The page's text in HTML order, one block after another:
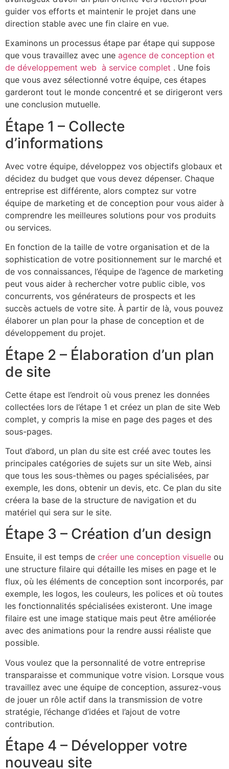
guider vos efforts et maintenir le projet dans une
direction stable avec une fin claire en vue.
Examinons un processus étape par étape qui suppose
que vous travaillez avec une agence de conception et
de développement web à service complet . Une fois
que vous avez sélectionné votre équipe, ces étapes
garderont tout le monde concentré et se dirigeront vers
une conclusion mutuelle.
Étape 1 – Collecte
d’informations
Avec votre équipe, développez vos objectifs globaux et
décidez du budget que vous devez dépenser. Chaque
entreprise est différente, alors comptez sur votre
équipe de marketing et de conception pour vous aider à
comprendre les meilleures solutions pour vos produits
ou services.
En fonction de la taille de votre organisation et de la
sophistication de votre positionnement sur le marché et
de vos connaissances, l’équipe de l’agence de marketing
peut vous aider à rechercher votre public cible, vos
concurrents, vos générateurs de prospects et les
succès actuels de votre site. À partir de là, vous pouvez
élaborer un plan pour la phase de conception et de
développement du projet.
Étape 2 – Élaboration d’un plan
de site
Cette étape est l’endroit où vous prenez les données
collectées lors de l’étape 1 et créez un plan de site Web
complet, y compris la mise en page des pages et des
sous-pages.
Tout d’abord, un plan du site est créé avec toutes les
principales catégories de sujets sur un site Web, ainsi
que tous les sous-thèmes ou pages spécialisées, par
exemple, les dons, obtenir un devis, etc. Ce plan du site
créera la base de la structure de navigation et du
matériel qui sera sur le site.
Étape 3 – Création d’un design
Ensuite, il est temps de créer une conception visuelle ou
une structure filaire qui détaille les mises en page et le
flux, où les éléments de conception sont incorporés, par
exemple, les logos, les couleurs, les polices et où toutes
les fonctionnalités spécialisées existeront. Une image
filaire est une image statique mais peut être améliorée
avec des animations pour la rendre aussi réaliste que
possible.
Vous voulez que la personnalité de votre entreprise
transparaisse et communique votre vision. Lorsque vous
travaillez avec une équipe de conception, assurez-vous
de jouer un rôle actif dans la transmission de votre
stratégie, l’échange d’idées et l’ajout de votre
contribution.
Étape 4 – Développer votre
nouveau site